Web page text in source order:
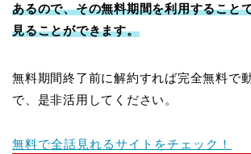
あるので、その無料期間を利用すること
見ることができます。
無料期間終了前に解約すれば完全無料で
で、是非活用してください。
無料で全話見れるサイトをチェック！